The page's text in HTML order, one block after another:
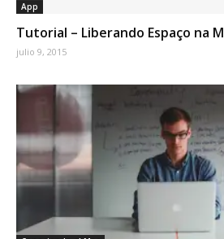
App
Tutorial – Liberando Espaço na
julio 9, 2015